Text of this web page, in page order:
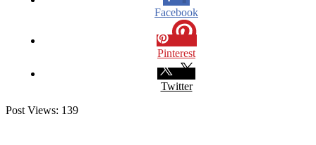
Facebook
Pinterest
Twitter
Post Views: 139